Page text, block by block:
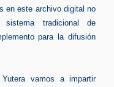
en este archivo digital no
tradicional de
para la difusión
vamos a impartir